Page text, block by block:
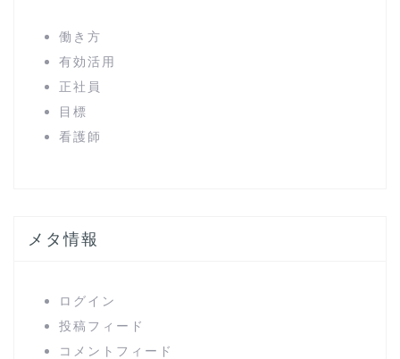
働き方
有効活用
正社員
目標
看護師
メタ情報
ログイン
投稿フィード
コメントフィード